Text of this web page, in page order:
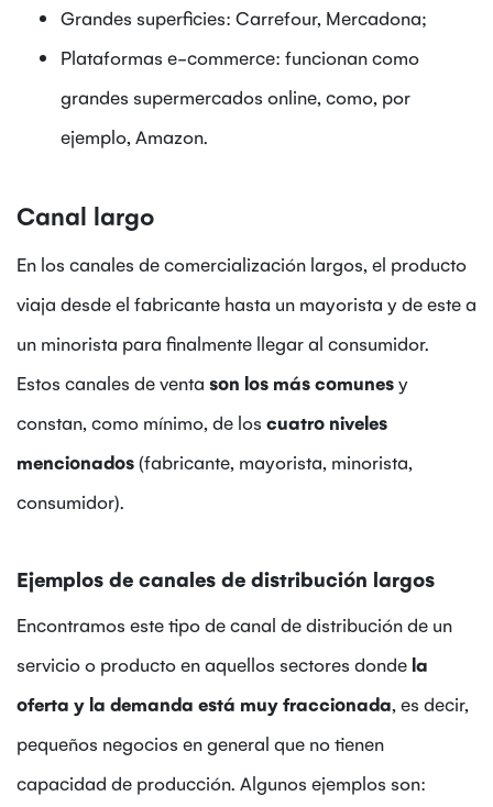
Grandes superficies: Carrefour, Mercadona;
Plataformas e-commerce: funcionan como
grandes supermercados online, como, por
ejemplo, Amazon.
Canal largo
En los canales de comercialización largos, el producto
viaja desde el fabricante hasta un mayorista y de este a
un minorista para finalmente llegar al consumidor.
Estos canales de venta son los más comunesy
constan, como mínimo, de los cuatro niveles
mencionados(fabricante, mayorista, minorista,
consumidor).
Ejemplos de canales de distribución largos
Encontramos este tipo de canal de distribución de un
servicio o producto en aquellos sectores donde la
oferta y la demanda está muy fraccionada, es decir,
pequeños negocios en general que no tienen
capacidad de producción. Algunos ejemplos son: